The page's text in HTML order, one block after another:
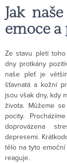
Jak
emoce
Ze stavu pleti
dny protkány
naše pleť je
šťavnatá a kožní
jsou však dny, kdy
života. Můžeme
pocity.
doprovázena
depresemi.
tělo na tyto
reaguje.